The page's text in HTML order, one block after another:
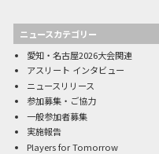
ニュースカテゴリー
愛知・名古屋2026大会関連
アスリート インタビュー
ニュースリリース
参加募集・ご協力
一般参加者募集
実施報告
Players for Tomorrow